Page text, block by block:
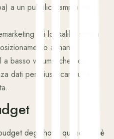
a un pubblico ampio ma
e i lookalike senza
a mano.
basso volume che non
dati per giustificare una
degli hotel quando gli è